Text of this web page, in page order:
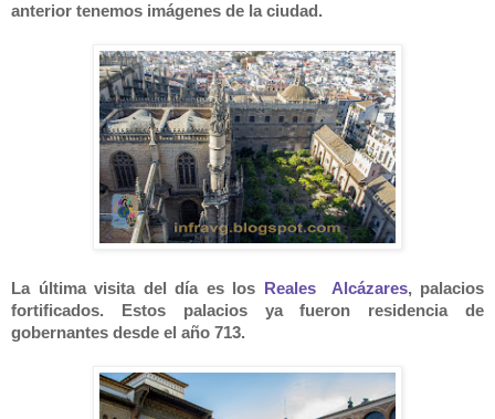
anterior tenemos imágenes de la ciudad.
La última visita del día es los Reales Alcázares, palacios
fortificados. Estos palacios ya fueron residencia de
gobernantes desde el año 713.